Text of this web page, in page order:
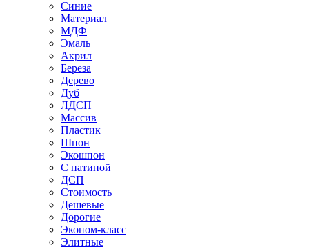
Синие
Материал
МДФ
Эмаль
Акрил
Береза
Дерево
Дуб
ЛДСП
Массив
Пластик
Шпон
Экошпон
С патиной
ДСП
Стоимость
Дешевые
Дорогие
Эконом-класс
Элитные